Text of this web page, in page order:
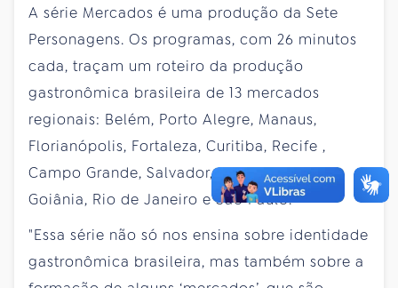
A série Mercados é uma produção da Sete
Personagens. Os programas, com 26 minutos
cada, traçam um roteiro da produção
gastronômica brasileira de 13 mercados
regionais: Belém, Porto Alegre, Manaus,
Florianópolis, Fortaleza, Curitiba, Recife ,
Campo Grande, Salvador, Belo Horizonte,
Goiânia, Rio de Janeiro e São Paulo.
"Essa série não só nos ensina sobre identidade
gastronômica brasileira, mas também sobre a